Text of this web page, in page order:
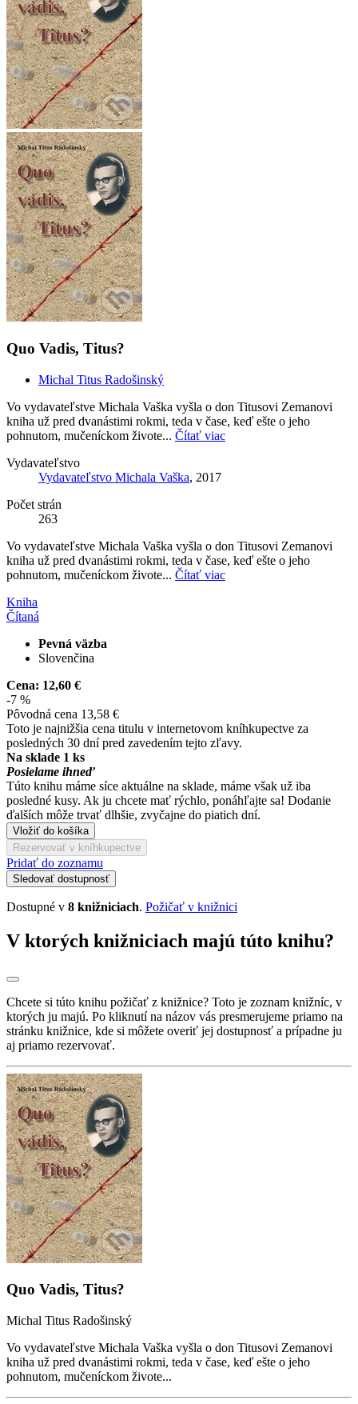
Quo Vadis, Titus?
Michal Titus Radošinský
Vo vydavateľstve Michala Vaška vyšla o don Titusovi Zemanovi
kniha už pred dvanástimi rokmi, teda v čase, keď ešte o jeho
pohnutom, mučeníckom živote... Čítať viac
Vydavateľstvo
Vydavateľstvo Michala Vaška, 2017
Počet strán
263
Vo vydavateľstve Michala Vaška vyšla o don Titusovi Zemanovi
kniha už pred dvanástimi rokmi, teda v čase, keď ešte o jeho
pohnutom, mučeníckom živote... Čítať viac
Kniha
Čítaná
Pevná väzba
Slovenčina
Cena: 12,60 €
-7 %
Pôvodná cena 13,58 €
Toto je najnižšia cena titulu v internetovom kníhkupectve za
posledných 30 dní pred zavedením tejto zľavy.
Na sklade 1 ks
Posielame ihneď
Túto knihu máme síce aktuálne na sklade, máme však už iba
posledné kusy. Ak ju chcete mať rýchlo, ponáhľajte sa! Dodanie
ďalších môže trvať dlhšie, zvyčajne do piatich dní.
Vložiť do košíka
Rezervovať v kníhkupectve
Pridať do zoznamu
Sledovať dostupnosť
Dostupné v 8 knižniciach. Požičať v knižnici
V ktorých knižniciach majú túto knihu?
Chcete si túto knihu požičať z knižnice? Toto je zoznam knižníc, v
ktorých ju majú. Po kliknutí na názov vás presmerujeme priamo na
stránku knižnice, kde si môžete overiť jej dostupnosť a prípadne ju
aj priamo rezervovať.
Quo Vadis, Titus?
Michal Titus Radošinský
Vo vydavateľstve Michala Vaška vyšla o don Titusovi Zemanovi
kniha už pred dvanástimi rokmi, teda v čase, keď ešte o jeho
pohnutom, mučeníckom živote...